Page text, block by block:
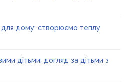
для дому: створюємо теплу
дітьми: догляд за дітьми з